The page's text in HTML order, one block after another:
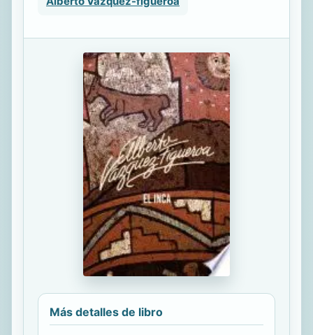
Más detalles de libro